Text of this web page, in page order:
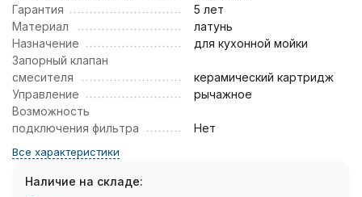
Гарантия
5 лет
Материал
латунь
Назначение
для кухонной мойки
Запорный клапан
смесителя
керамический картридж
Управление
рычажное
Возможность
подключения фильтра
Нет
Все характеристики
Наличие на складе: